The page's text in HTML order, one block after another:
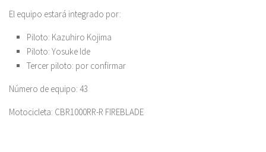
El equipo estará integrado por:
Piloto: Kazuhiro Kojima
Piloto: Yosuke Ide
Tercer piloto: por confirmar
Número de equipo: 43
Motocicleta: CBR1000RR-R FIREBLADE